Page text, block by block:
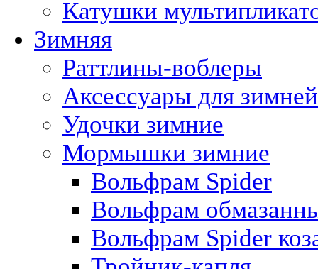
Катушки
Зимняя
Раттлины-воблеры
Аксессуары для
Удочки зимние
Мормышки зимние
Вольфрам Spider
Вольфрам
Вольфрам Spider